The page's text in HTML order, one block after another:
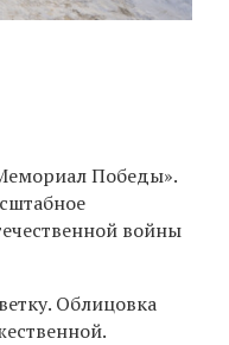
Победы».
войны
Облицовка